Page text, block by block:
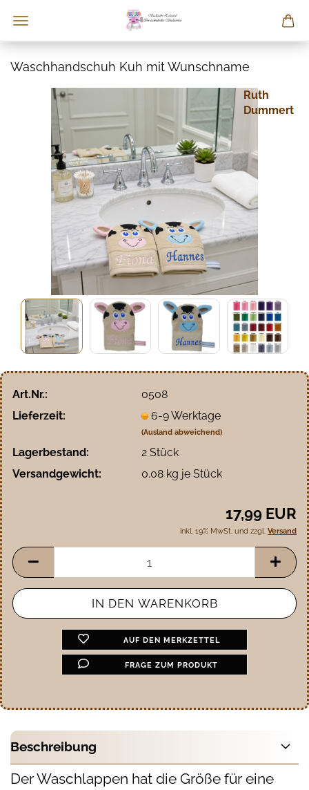
Waschhandschuh Kuh mit Wunschname
Ruth
Dummert
Art.Nr.:
0508
Lieferzeit:
6-9 Werktage
(Ausland abweichend)
Lagerbestand: 2 Stück
Versandgewicht:
0.08kg je Stück
17,99 EUR
inkl. 19% MwSt. und zzgl. Versand
AUF DEN MERKZETTEL
FRAGE ZUM PRODUKT
Beschreibung
Der Waschlappen hat die Größe für eine